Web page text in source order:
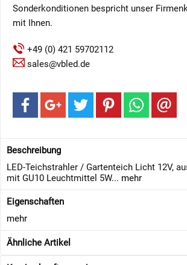
Sonderkonditionen bespricht unser
mit Ihnen.
+49 (0) 421 59702112
sales@vbled.de
Beschreibung
LED-Teichstrahler / Gartenteich Licht 12V,
mit GU10 Leuchtmittel 5W... mehr
Eigenschaften
mehr
Ähnliche Artikel